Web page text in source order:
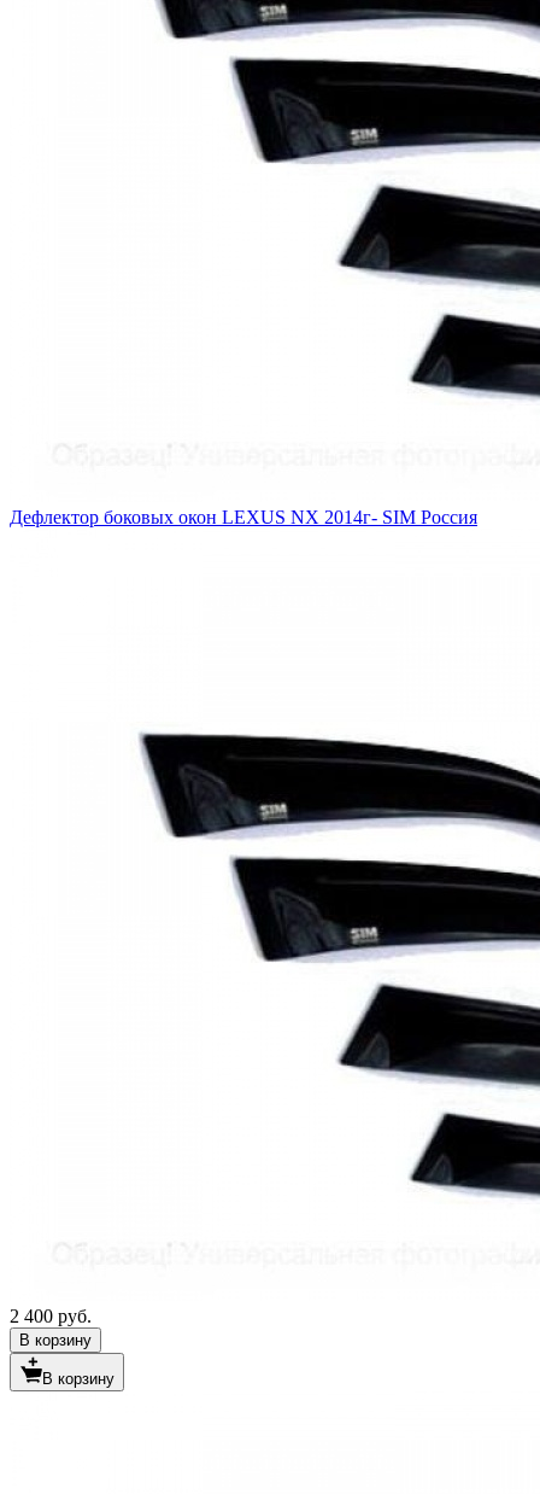
Дефлектор боковых окон LEXUS NX 2014г- SIM Россия
2 400 руб.
В корзину
В корзину